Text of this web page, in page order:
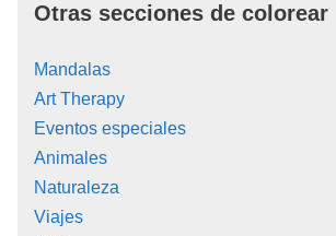
Otras secciones de colorear
Mandalas
Art Therapy
Eventos especiales
Animales
Naturaleza
Viajes